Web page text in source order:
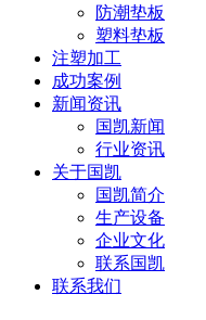
防潮垫板
塑料垫板
注塑加工
成功案例
新闻资讯
国凯新闻
行业资讯
关于国凯
国凯简介
生产设备
企业文化
联系国凯
联系我们